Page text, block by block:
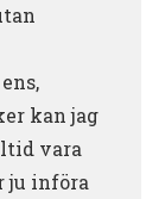
kan jag
vara
ju införa